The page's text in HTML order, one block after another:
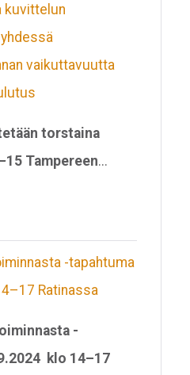
kuvittelun
vaikuttavuutta
torstaina
15 Tampereen...
-tapahtuma
Ratinassa
-
klo 14–17